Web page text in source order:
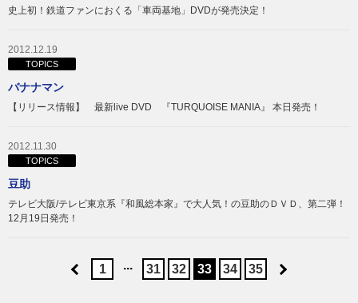
史上初！鉄道ファンにおくる「車両基地」DVDが発売決定！
2012.12.19
TOPICS
バナナマン
【リリース情報】 最新live DVD 『TURQUOISE MANIA』 本日発売！
2012.11.30
TOPICS
豆助
テレビ大阪/テレビ東京系『和風総本家』で大人気！の豆助のＤＶＤ、第二弾！
12月19日発売！
1 ... 31 32 33 34 35